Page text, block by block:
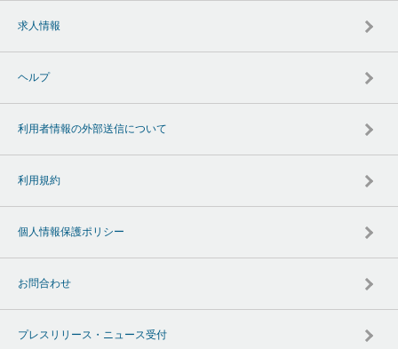
求人情報
ヘルプ
利用者情報の外部送信について
利用規約
個人情報保護ポリシー
お問合わせ
プレスリリース・ニュース受付